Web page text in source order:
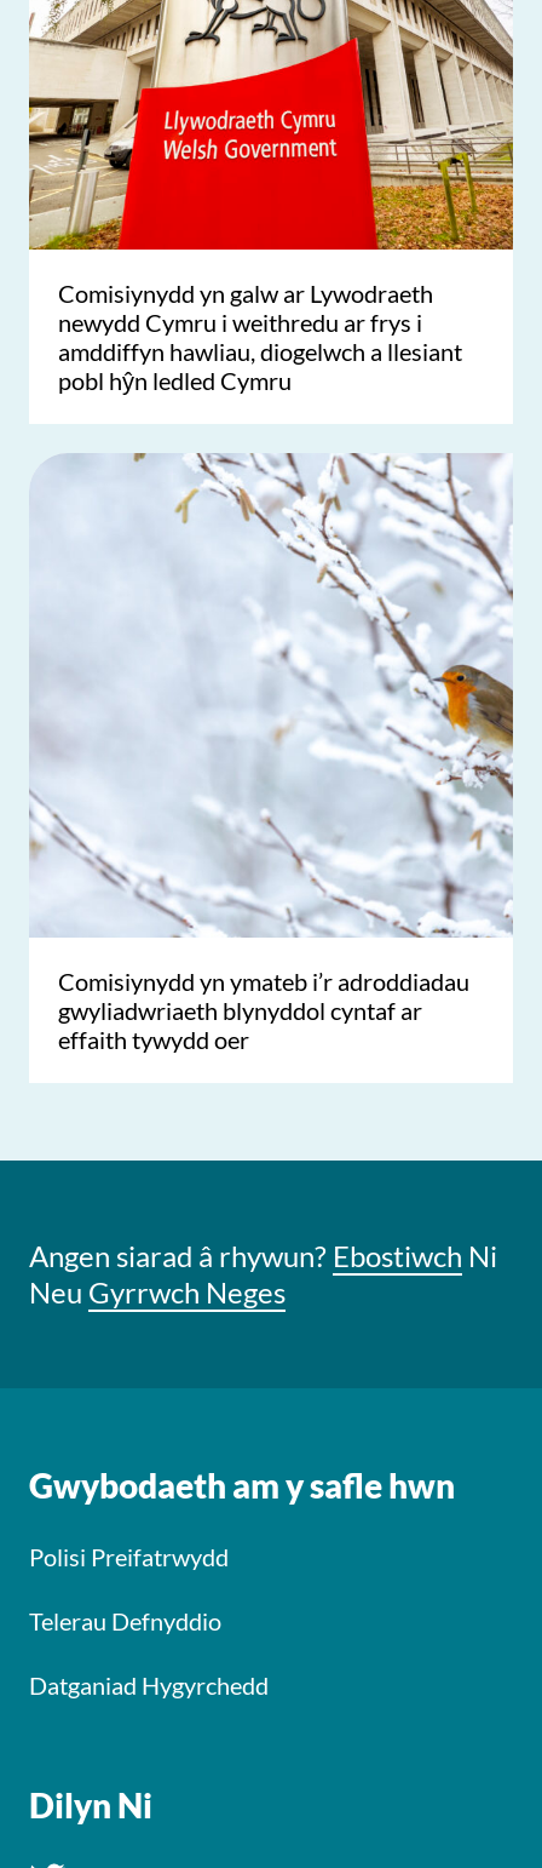
Comisiynydd yn galw ar Lywodraeth
newydd Cymru i weithredu ar frys i
amddiffyn hawliau, diogelwch a llesiant
pobl hŷn ledled Cymru
Comisiynydd yn ymateb i’r adroddiadau
gwyliadwriaeth blynyddol cyntaf ar
effaith tywydd oer
Angen siarad â rhywun? Ebostiwch Ni
Neu Gyrrwch Neges
Gwybodaeth am y safle hwn
Polisi Preifatrwydd
Telerau Defnyddio
Datganiad Hygyrchedd
Dilyn Ni